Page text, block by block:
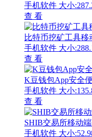
手机软件 大小
查 看
比特币挖矿工具移
手机软件 大小
查 看
K豆钱包App安全
手机软件 大小
查 看
SHIB交易所移动
手机软件 大小